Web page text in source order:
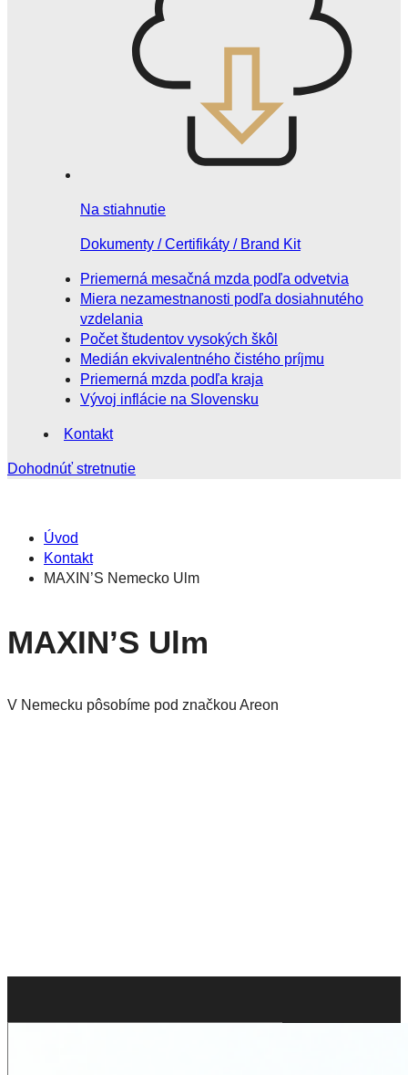
Na stiahnutie
Dokumenty / Certifikáty / Brand Kit
Priemerná mesačná mzda podľa odvetvia
Miera nezamestnanosti podľa dosiahnutého
vzdelania
Počet študentov vysokých škôl
Medián ekvivalentného čistého príjmu
Priemerná mzda podľa kraja
Vývoj inflácie na Slovensku
Kontakt
Dohodnúť stretnutie
Úvod
Kontakt
MAXIN’S Nemecko Ulm
MAXIN’S Ulm
V Nemecku pôsobíme pod značkou Areon